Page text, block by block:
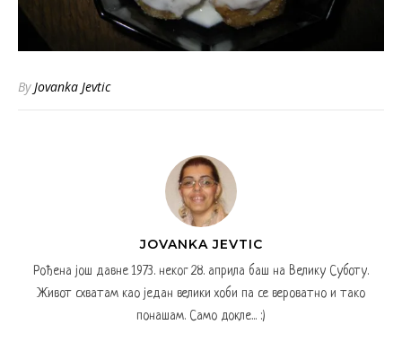
ByJovanka Jevtic
JOVANKA JEVTIC
Рођена још давне 1973. неког 28. априла баш на Велику Суботу.
Живот схватам као један велики хоби па се вероватно и тако
понашам. Само докле... :)